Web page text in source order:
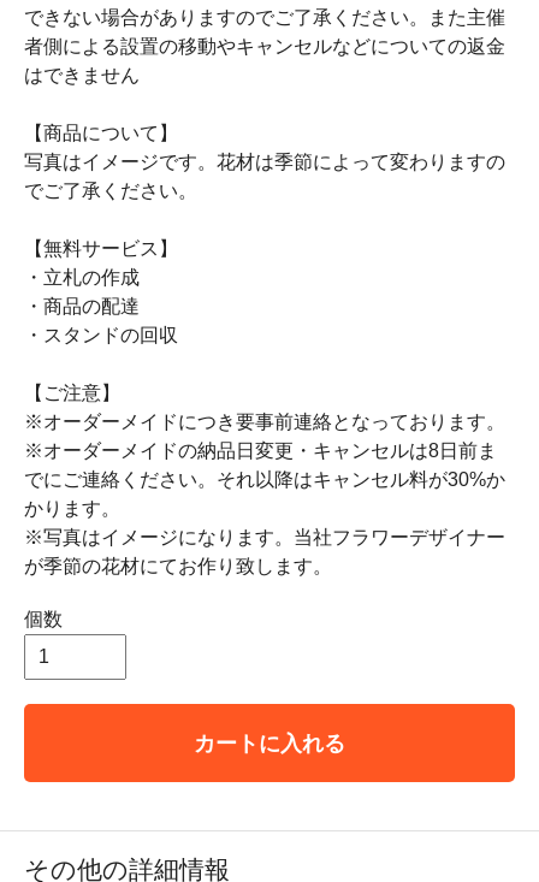
できない場合がありますのでご了承ください。また主催
者側による設置の移動やキャンセルなどについての返金
はできません
【商品について】
写真はイメージです。花材は季節によって変わりますの
でご了承ください。
【無料サービス】
・立札の作成
・商品の配達
・スタンドの回収
【ご注意】
※オーダーメイドにつき要事前連絡となっております。
※オーダーメイドの納品日変更・キャンセルは8日前ま
でにご連絡ください。それ以降はキャンセル料が30%か
かります。
※写真はイメージになります。当社フラワーデザイナー
が季節の花材にてお作り致します。
個数
カートに入れる
その他の詳細情報